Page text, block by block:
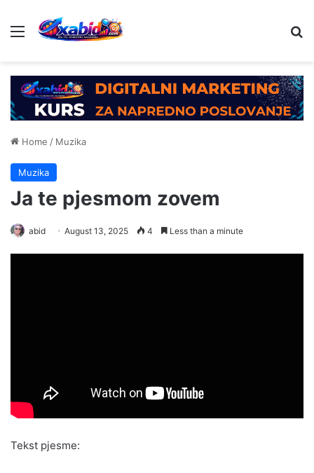
Menu
Home / Muzika
Muzika
Ja te pjesmom zovem
abid August 13, 2025 4 Less than a minute
Tekst pjesme: